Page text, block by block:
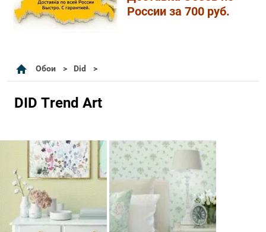
России за 700 руб.
Обои Did
DID Trend Art